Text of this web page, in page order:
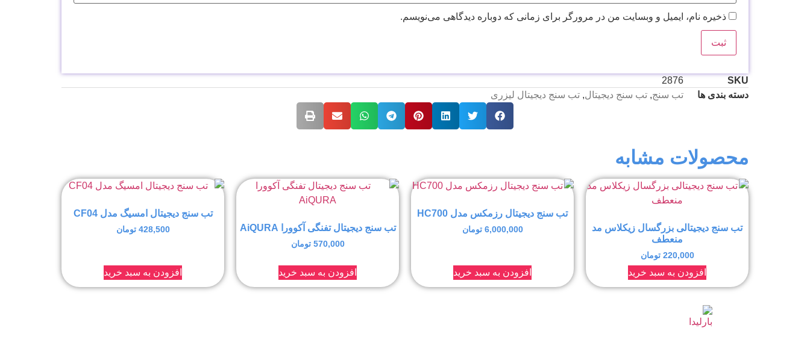
ذخیره نام، ایمیل و وبسایت من در مرورگر برای زمانی که دوباره دیدگاهی می‌نویسم.
SKU
2876
دسته بندی ها
تب سنج, تب سنج دیجیتال, تب سنج دیجیتال لیزری
محصولات مشابه
تب سنج دیجیتالی بزرگسال زیکلاس مد
منعطف
220,000 تومان
افزودن به سبد خرید
تب سنج دیجیتال رزمکس مدل HC700
6,000,000 تومان
افزودن به سبد خرید
تب سنج دیجیتال تفنگی آکوورا AiQURA
570,000 تومان
افزودن به سبد خرید
تب سنج دیجیتال امسیگ مدل CF04
428,500 تومان
افزودن به سبد خرید